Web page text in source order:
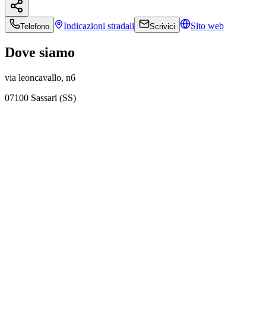
Telefono Indicazioni stradali Scrivici Sito web
Dove siamo
via leoncavallo, n6
07100 Sassari (SS)